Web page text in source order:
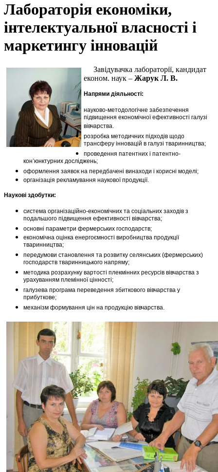
Лабораторія економіки,
інтелектуальної власності і
маркетингу інновацій
Завідувачка лабораторії, кандидат
економ. наук – Жарук Л. В.
Напрями діяльності:
науково-методологічне забезпечення
підвищення економічної ефективності галузі
вівчарства.
розробка методичних підходів щодо
трансферу інновацій в галузі тваринництва;
проведення патентних і патентно-
кон’юнктурних досліджень;
оформлення заявок на передбачені винаходи і корисні моделі;
організація рекламування наукової продукції.
Наукові здобутки:
система організаційно-економічних та соціальних заходів з
подальшого підвищення ефективності вівчарства;
основні параметри фермерських господарств;
економічна оцінка енергоємності виробництва продукції
тваринництва;
передумови становлення та розвитку селянських (фермерських)
господарств тваринницького напряму;
методика розрахунку вартості плекмінних ресурсів вівчарства з
урахуванням племінної цінності;
галузева програма переведення збиткового вівчарства у
прибуткове;
механізм формування цін на продукцію вівчарства.